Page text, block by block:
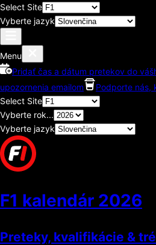
Select Site
Vyberte jazyk
Menu
Pridať čas a dátum pretekov do
upozornenia emailom
Podporte nás,
Select Site
Vyberte rok...
Vyberte jazyk
F1 kalendár 2026
Preteky, kvalifikácie &